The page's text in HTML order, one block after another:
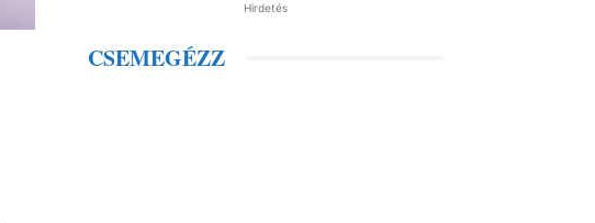
Hirdetés
CSEMEGÉZZ